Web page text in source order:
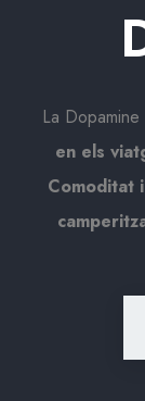
La
en els
Comoditat